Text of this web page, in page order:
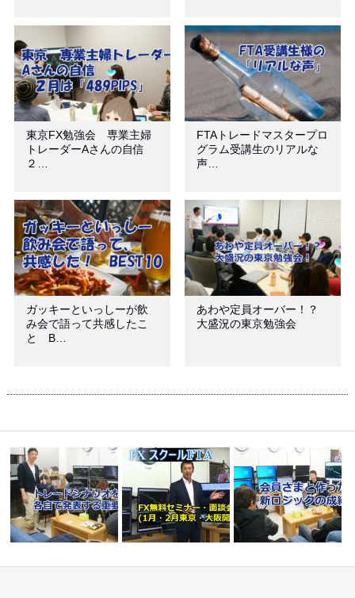
東京FX勉強会 専業主婦
トレーダーAさんの自信
２…
FTAトレードマスタープロ
グラム受講生のリアルな
声…
ガッキーといっしーが飲
み会で語って共感したこ
と B…
あわや定員オーバー！？
大盛況の東京勉強会